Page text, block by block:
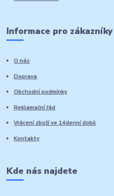
Informace pro zákazníky
O nás
Doprava
Obchodní podmínky
Reklamační řád
Vrácení zboží ve 14denní době
Kontakty
Kde nás najdete